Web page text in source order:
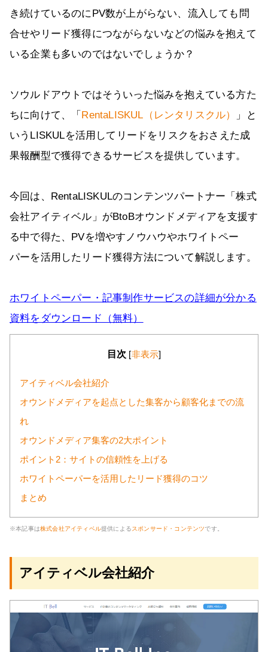
き続けているのにPV数が上がらない、流入しても問
合せやリード獲得につながらないなどの悩みを抱えて
いる企業も多いのではないでしょうか？
ソウルドアウトではそういった悩みを抱えている方た
ちに向けて、「 RentaLISKUL（レンタリスクル）
」と
いうLISKULを活用してリードをリスクをおさえた成
果報酬型で獲得できるサービスを提供しています。
今回は、RentaLISKULのコンテンツパートナー「株式
会社アイティベル」がBtoBオウンドメディアを支援す
る中で得た、PVを増やすノウハウやホワイトペー
パーを活用したリード獲得方法について解説します。
ホワイトペーパー・記事制作サービスの詳細が分かる
資料をダウンロード（無料）
目次 [非表示]
アイティベル会社紹介
オウンドメディアを起点とした集客から顧客化までの流
れ
オウンドメディア集客の2大ポイント
ポイント2：サイトの信頼性を上げる
ホワイトペーパーを活用したリード獲得のコツ
まとめ
※本記事は株式会社アイティベル提供によるスポンサード・コンテンツです。
アイティベル会社紹介